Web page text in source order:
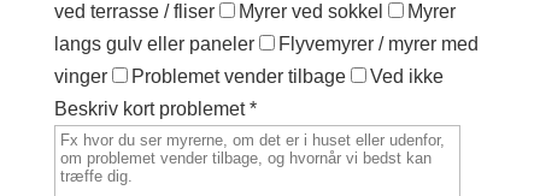
ved terrasse / fliser
Myrer ved sokkel
Myrer
langs gulv eller paneler
Flyvemyrer / myrer med
vinger
Problemet vender tilbage
Ved ikke
Beskriv kort problemet *